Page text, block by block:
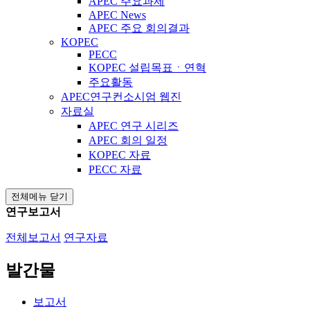
APEC News
APEC 주요 회의결과
KOPEC
PECC
KOPEC 설립목표ㆍ연혁
주요활동
APEC연구컨소시엄 웹진
자료실
APEC 연구 시리즈
APEC 회의 일정
KOPEC 자료
PECC 자료
전체메뉴 닫기
연구보고서
전체보고서 연구자료
발간물
보고서